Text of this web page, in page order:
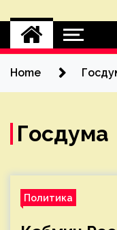
Home
Госдума
Политика